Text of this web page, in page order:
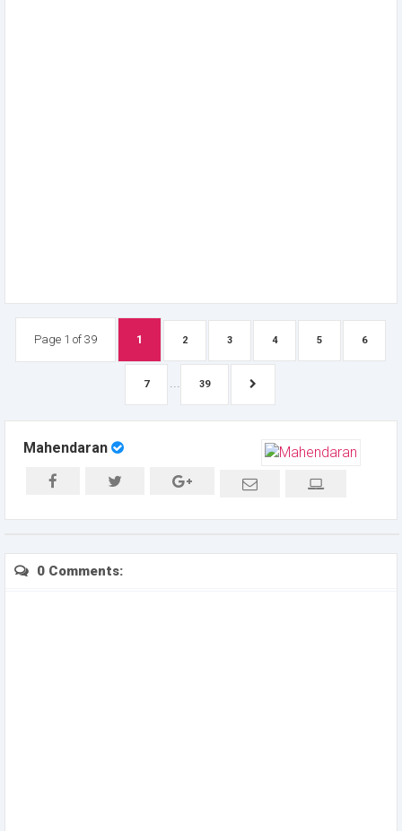
Page 1 of 39 1 2 3 4 5 6
7 39
Mahendaran
0 Comments: